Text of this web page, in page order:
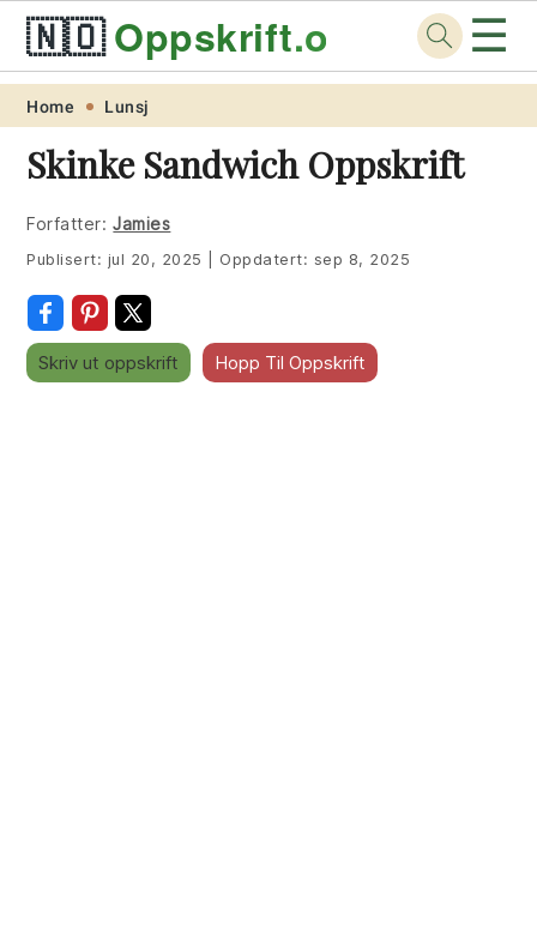
Skip
primary
navigation
Skip
main
content
Skip
primary
sidebar
Skip
footer
🇳🇴Oppskrift.org ☰
Home Lunsj
Skinke Sandwich Oppskrift
Forfatter: Jamies
Publisert: jul 20, 2025 Oppdatert: sep 8, 2025
Skriv ut oppskrift Hopp Til Oppskrift